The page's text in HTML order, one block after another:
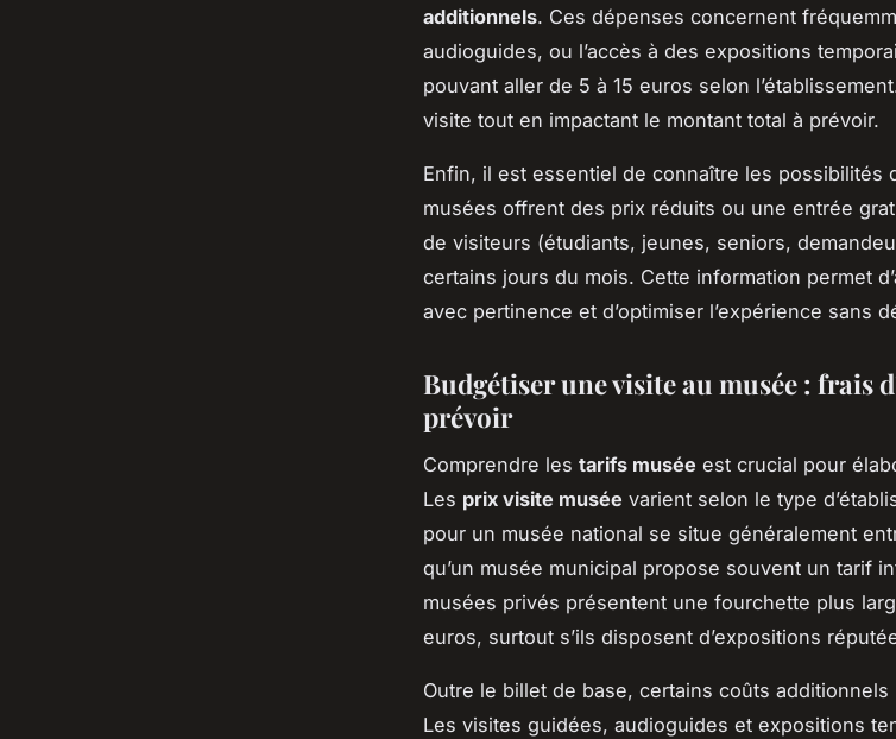
additionnels. Ces dépenses concernent
audioguides, ou l’accès à des expositions
pouvant aller de 5 à 15 euros selon
visite tout en impactant le montant total à prévoir.
Enfin, il est essentiel de connaître les possibilités
musées offrent des prix réduits ou une entrée
de visiteurs (étudiants, jeunes, seniors,
certains jours du mois. Cette information permet
avec pertinence et d’optimiser l’expérience sans
Budgétiser une visite au musée : frais
prévoir
Comprendre les tarifs musée est crucial pour
Les prix visite musée varient selon le type
pour un musée national se situe généralement
qu’un musée municipal propose souvent un tarif
musées privés présentent une fourchette plus
euros, surtout s’ils disposent d’expositions
Outre le billet de base, certains coûts additionnels
Les visites guidées, audioguides et expositions